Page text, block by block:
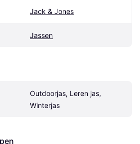
Jack & Jones
Jassen
Outdoorjas, Leren jas,
Winterjas